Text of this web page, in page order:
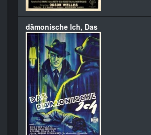
dämonische Ich, Das